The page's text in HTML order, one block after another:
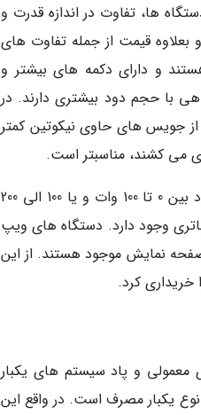
ها، تفاوت در اندازه قدرت و
بعلاوه قیمت از جمله تفاوت های
و دارای دکمه های بیشتر و
با حجم دود بیشتری دارند. در
از جویس های حاوی نیکوتین کمتر
می کشند، مناسبتر است.
برای خرید ویپ معمولی از فروشگاه ویپ تهران، میتوانید آن را بر اساس توان های موجود بین 0 تا 100 وات و یا 100 الی 200
وجود دارد. دستگاه های ویپ
صفحه نمایش موجود هستند. از این
کرد.
معمولی و پاد سیستم های یکبار
یکبار مصرف است. در واقع این